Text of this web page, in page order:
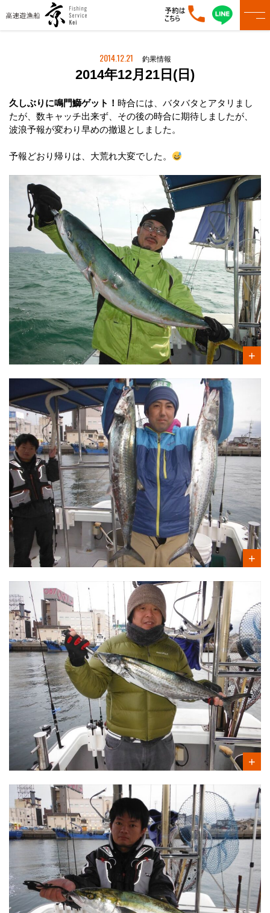
2014.12.21 釣果情報
2014年12月21日(日)
久しぶりに鳴門鰤ゲット！ 時合には、バタバタとアタリまし
たが、数キャッチ出来ず、その後の時合に期待しましたが、
波浪予報が変わり早めの撤退としました。
予報どおり帰りは、大荒れ大変でした。